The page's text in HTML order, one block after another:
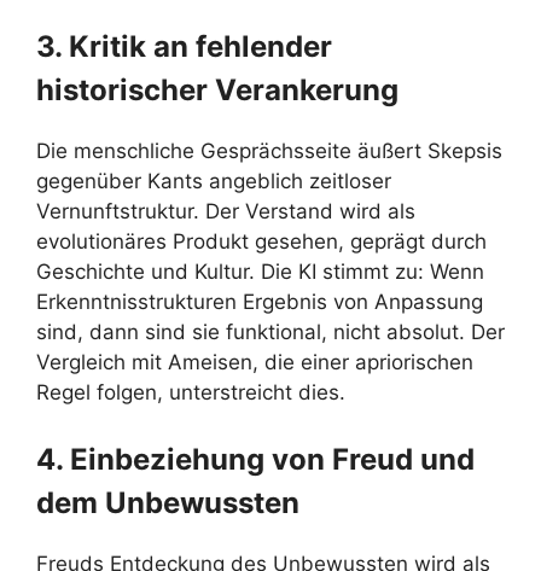
3. Kritik an fehlender
historischer Verankerung
Die menschliche Gesprächsseite äußert Skepsis
gegenüber Kants angeblich zeitloser
Vernunftstruktur. Der Verstand wird als
evolutionäres Produkt gesehen, geprägt durch
Geschichte und Kultur. Die KI stimmt zu: Wenn
Erkenntnisstrukturen Ergebnis von Anpassung
sind, dann sind sie funktional, nicht absolut. Der
Vergleich mit Ameisen, die einer apriorischen
Regel folgen, unterstreicht dies.
4. Einbeziehung von Freud und
dem Unbewussten
Freuds Entdeckung des Unbewussten wird als